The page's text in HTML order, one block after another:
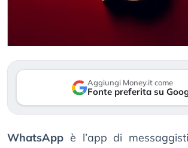
Aggiungi Money.it come
Fonte preferita su
WhatsApp è l’app di